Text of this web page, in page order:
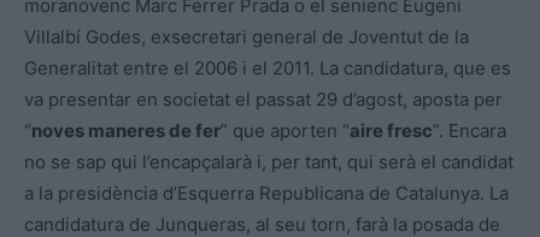
moranovenc Marc Ferrer Prada o el senienc Eugeni
Villalbí Godes, exsecretari general de Joventut de la
Generalitat entre el 2006 i el 2011. La candidatura, que es
va presentar en societat el passat 29 d’agost, aposta per
“noves maneres de fer” que aporten “aire fresc”. Encara
no se sap qui l’encapçalarà i, per tant, qui serà el candidat
a la presidència d’Esquerra Republicana de Catalunya. La
candidatura de Junqueras, al seu torn, farà la posada de